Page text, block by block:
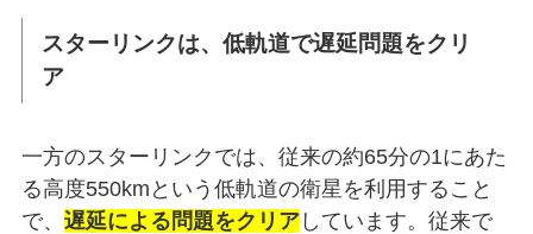
スターリンクは、低軌道で遅延問題をクリ
ア
一方のスターリンクでは、従来の約65分の1にあた
る高度550kmという低軌道の衛星を利用すること
で、 遅延による問題をクリア しています。従来で